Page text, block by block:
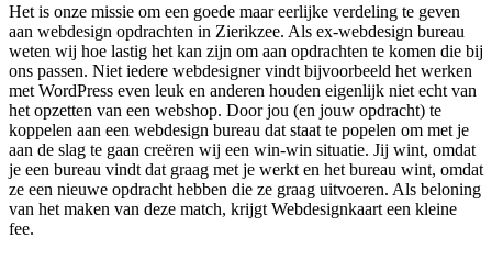
Het is onze missie om een goede maar eerlijke verdeling te geven
aan webdesign opdrachten in Zierikzee. Als ex-webdesign bureau
weten wij hoe lastig het kan zijn om aan opdrachten te komen die bij
ons passen. Niet iedere webdesigner vindt bijvoorbeeld het werken
met WordPress even leuk en anderen houden eigenlijk niet echt van
het opzetten van een webshop. Door jou (en jouw opdracht) te
koppelen aan een webdesign bureau dat staat te popelen om met je
aan de slag te gaan creëren wij een win-win situatie. Jij wint, omdat
je een bureau vindt dat graag met je werkt en het bureau wint, omdat
ze een nieuwe opdracht hebben die ze graag uitvoeren. Als beloning
van het maken van deze match, krijgt Webdesignkaart een kleine
fee.